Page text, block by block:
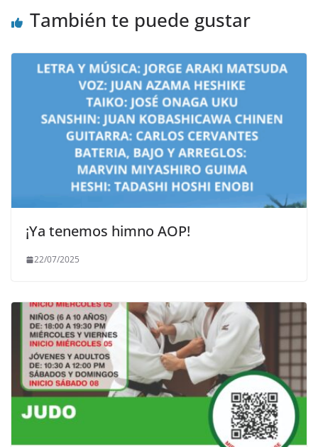
También te puede gustar
¡Ya tenemos himno AOP!
22/07/2025